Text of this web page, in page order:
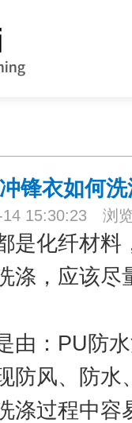
锋衣如何
14 15:30:23 浏
是化纤材料
涤，应该尽
由：PU防
防风、防水
涤过程中容